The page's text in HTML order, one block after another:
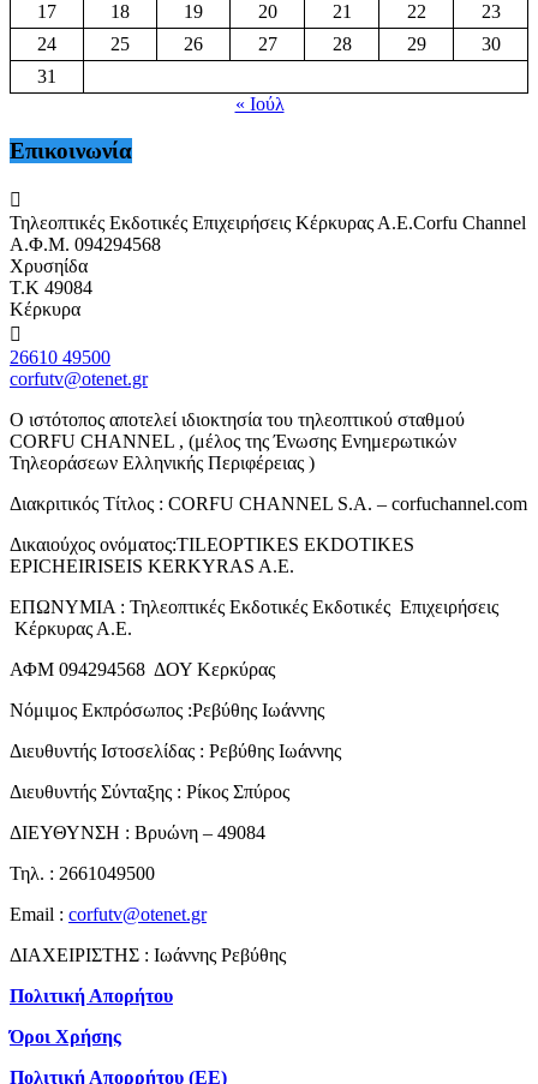
17
18 19 20 21 22
23
24
25 26 27 28 29
30
31
« Ιούλ
Επικοινωνία
Τηλεοπτικές Εκδοτικές Επιχειρήσεις Κέρκυρας Α.Ε.Corfu Channel
Α.Φ.Μ. 094294568
Χρυσηίδα
Τ.Κ 49084
Κέρκυρα
26610 49500
corfutv@otenet.gr
Ο ιστότοπος αποτελεί ιδιοκτησία του τηλεοπτικού σταθμού
CORFU CHANNEL , (μέλος της Ένωσης Ενημερωτικών
Τηλεοράσεων Ελληνικής Περιφέρειας )
Διακριτικός Τίτλος : CORFU CHANNEL S.A. – corfuchannel.com
Δικαιούχος ονόματος:TILEOPTIKES EKDOTIKES
EPICHEIRISEIS KERKYRAS A.E.
ΕΠΩΝΥΜΙΑ : Τηλεοπτικές Εκδοτικές Εκδοτικές Επιχειρήσεις
Κέρκυρας Α.Ε.
ΑΦΜ 094294568 ΔΟΥ Κερκύρας
Νόμιμος Εκπρόσωπος :Ρεβύθης Ιωάννης
Διευθυντής Ιστοσελίδας : Ρεβύθης Ιωάννης
Διευθυντής Σύνταξης : Ρίκος Σπύρος
ΔΙΕΥΘΥΝΣΗ : Βρυώνη – 49084
Τηλ. : 2661049500
Email : corfutv@otenet.gr
ΔΙΑΧΕΙΡΙΣΤΗΣ : Ιωάννης Ρεβύθης
Πολιτική Απορήτου
Όροι Χρήσης
Πολιτική Απορρήτου (ΕΕ)